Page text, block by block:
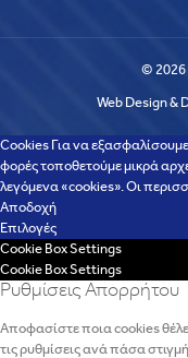
© 2026
Web Design &
Cookies Για να
φορές τοποθετούμε μικρά
λεγόμενα «cookies». Οι
Αποδοχή
Επιλογές
Cookie Box Settings
Cookie Box Settings
Ρυθμίσεις Απορρήτου
Αποφασίστε ποια cookies
τις ρυθμίσεις ανά πάσα